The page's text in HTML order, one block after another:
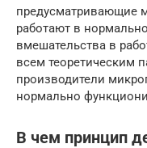
предусматривающие
работают в
вмешательства в
всем теоретическим
производители
нормально
В чем принцип